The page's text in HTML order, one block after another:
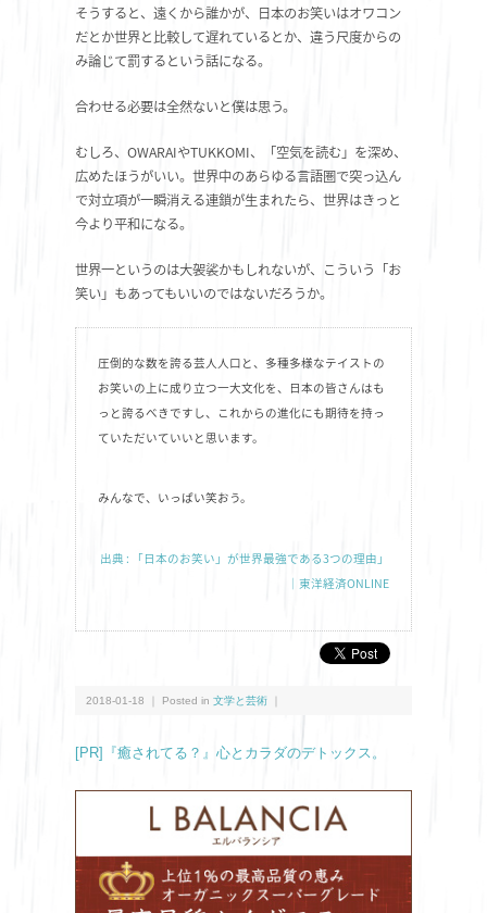
そうすると、遠くから誰かが、日本のお笑いはオワコン
だとか世界と比較して遅れているとか、違う尺度からの
み論じて罰するという話になる。
合わせる必要は全然ないと僕は思う。
むしろ、OWARAIやTUKKOMI、「空気を読む」を深め、
広めたほうがいい。世界中のあらゆる言語圏で突っ込ん
で対立項が一瞬消える連鎖が生まれたら、世界はきっと
今より平和になる。
世界一というのは大袈裟かもしれないが、こういう「お
笑い」もあってもいいのではないだろうか。
圧倒的な数を誇る芸人人口と、多種多様なテイストの
お笑いの上に成り立つ一大文化を、日本の皆さんはも
っと誇るべきですし、これからの進化にも期待を持っ
ていただいていいと思います。
みんなで、いっぱい笑おう。
出典 : 「日本のお笑い」が世界最強である3つの理由」
｜東洋経済ONLINE
2018-01-18 ｜ Posted in 文学と芸術
[PR]『癒されてる？』心とカラダのデトックス。